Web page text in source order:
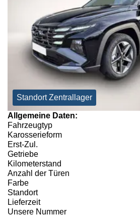
Standort Zentrallager
Allgemeine Daten:
Fahrzeugtyp
Karosserieform
Erst-Zul.
Getriebe
Kilometerstand
Anzahl der Türen
Farbe
Standort
Lieferzeit
Unsere Nummer